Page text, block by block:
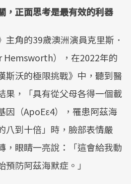
，正面思考是最有效的利器
主角的39歲澳洲演員克里斯．
），在2022年的
斯沃的極限挑戰》中，聽到醫
果，「具有從父母各得一個載
因（ApoEε4），罹患阿茲海
八到十倍」時，臉部表情嚴
，眼睛一亮說：「這會給我動
防阿茲海默症。」